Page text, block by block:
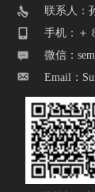
联系人：
手机：＋
微信：
Email：